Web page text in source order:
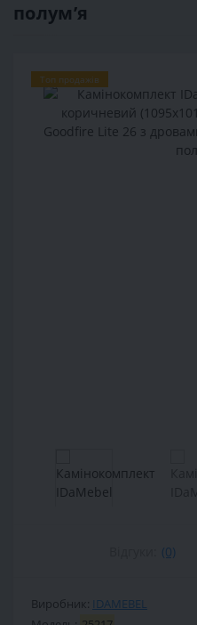
полумʼя
Топ продажів
(0)
Виробник: IDAMEBEL